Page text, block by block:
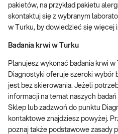
pakietów, na przykład pakietu
skontaktuj się z wybranym
w Turku, by dowiedzieć się więcej
Badania krwi w Turku
Planujesz wykonać badania krwi
Diagnostyki oferuje szeroki wybór
jest bez skierowania. Jeżeli
informacji na temat naszych
Sklep lub zadzwoń do punktu
kontaktowe znajdziesz powyżej.
poznaj także podstawowe zasady